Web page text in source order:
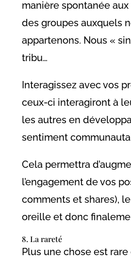
manière spontanée
des groupes auxquels
appartenons. Nous «
tribu…
Interagissez avec vos
ceux-ci interagiront à
les autres en
sentiment
Cela permettra
l’engagement de vos
comments et shares),
oreille et donc
8. La rareté
Plus une chose est